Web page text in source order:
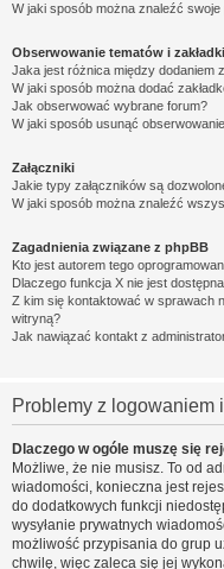
W jaki sposób można znaleźć
Obserwowanie tematów i zakładki
Jaka jest różnica między dodaniem
W jaki sposób można dodać
Jak obserwować wybrane forum?
W jaki sposób usunąć
Załączniki
Jakie typy załączników są
W jaki sposób można znaleźć
Zagadnienia związane z phpBB
Kto jest autorem tego
Dlaczego funkcja X nie jest
Z kim się kontaktować w sprawach
witryną?
Jak nawiązać kontakt z
Problemy z logowaniem
Dlaczego w ogóle muszę się
Możliwe, że nie musisz. To od
wiadomości, konieczna jest
do dodatkowych funkcji
wysyłanie prywatnych
możliwość przypisania do grup
chwilę, więc zaleca się jej